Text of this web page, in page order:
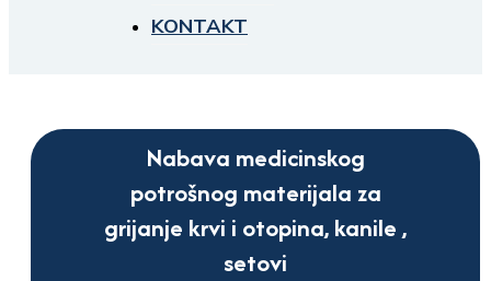
KONTAKT
Nabava medicinskog
potrošnog materijala za
grijanje krvi i otopina, kanile ,
setovi